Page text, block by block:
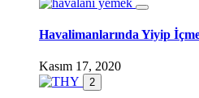
Havalimanlarında Yiyip
Kasım 17, 2020
2